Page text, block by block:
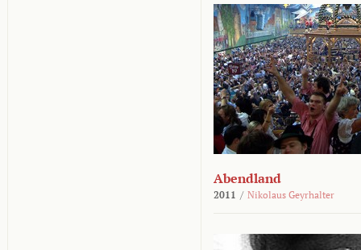
Abendland
2011 / Nikolaus Geyrhalter